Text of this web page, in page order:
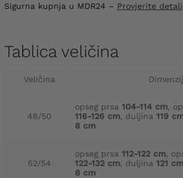
Sigurna kupnja u MDR24 – Provjerite
Tablica veličina
Veličina
48/50
opseg prsa 104-114 cm,
116-126 cm, duljina 119
8 cm
52/54
opseg prsa 112-122 cm,
122-132 cm, duljina 121 cm
8 cm